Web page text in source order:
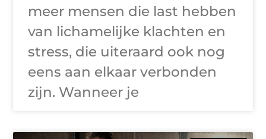
meer mensen die last hebben
van lichamelijke klachten en
stress, die uiteraard ook nog
eens aan elkaar verbonden
zijn. Wanneer je